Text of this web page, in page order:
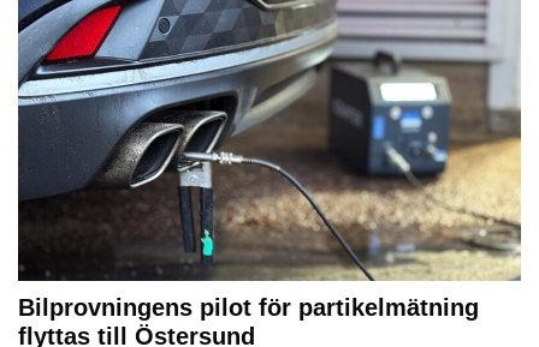
Bilprovningens pilot för partikelmätning
flyttas till Östersund